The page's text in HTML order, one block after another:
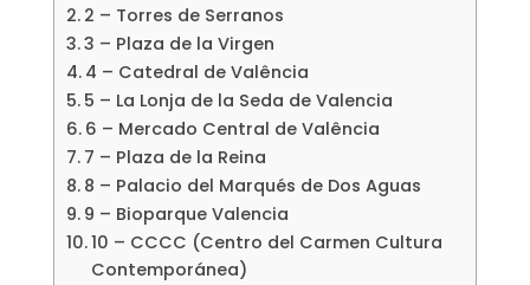
2 – Torres de Serranos
3 – Plaza de la Virgen
4 – Catedral de Valência
5 – La Lonja de la Seda de Valencia
6 – Mercado Central de Valência
7 – Plaza de la Reina
8 – Palacio del Marqués de Dos Aguas
9 – Bioparque Valencia
10 – CCCC (Centro del Carmen Cultura
Contemporánea)